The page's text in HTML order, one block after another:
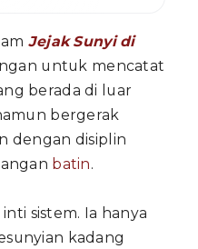
Jejak Sunyi di
untuk mencatat
berada di luar
bergerak
dengan disiplin
batin.
sistem. Ia hanya
kadang